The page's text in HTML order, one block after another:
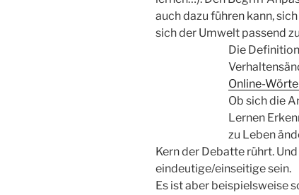
auch dazu führen kann,
sich der Umwelt passend
Die
Online-
Ob sich die
Lernen
zu Leben
Kern der Debatte rührt.
eindeutige/einseitige sein.
Es ist aber beispielsweise